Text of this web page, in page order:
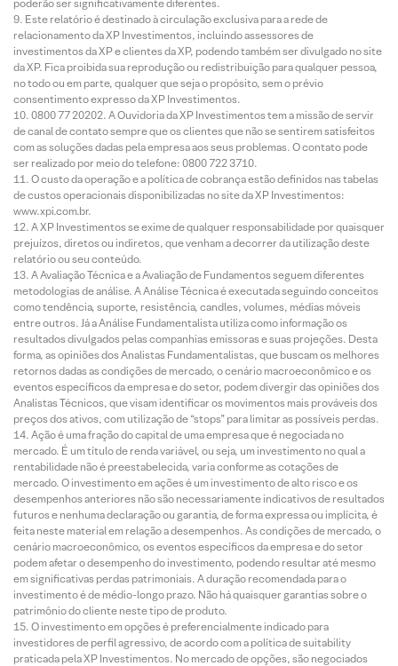
poderão ser significativamente diferentes.
Este relatório é destinado à circulação exclusiva para a rede de
relacionamento da XP Investimentos, incluindo assessores de
investimentos da XP e clientes da XP, podendo também ser divulgado no site
da XP. Fica proibida sua reprodução ou redistribuição para qualquer pessoa,
no todo ou em parte, qualquer que seja o propósito, sem o prévio
consentimento expresso da XP Investimentos.
0800 77 20202. A Ouvidoria da XP Investimentos tem a missão de servir
de canal de contato sempre que os clientes que não se sentirem satisfeitos
com as soluções dadas pela empresa aos seus problemas. O contato pode
ser realizado por meio do telefone: 0800 722 3710.
O custo da operação e a política de cobrança estão definidos nas tabelas
de custos operacionais disponibilizadas no site da XP Investimentos:
www.xpi.com.br.
A XP Investimentos se exime de qualquer responsabilidade por quaisquer
prejuízos, diretos ou indiretos, que venham a decorrer da utilização deste
relatório ou seu conteúdo.
A Avaliação Técnica e a Avaliação de Fundamentos seguem diferentes
metodologias de análise. A Análise Técnica é executada seguindo conceitos
como tendência, suporte, resistência, candles, volumes, médias móveis
entre outros. Já a Análise Fundamentalista utiliza como informação os
resultados divulgados pelas companhias emissoras e suas projeções. Desta
forma, as opiniões dos Analistas Fundamentalistas, que buscam os melhores
retornos dadas as condições de mercado, o cenário macroeconômico e os
eventos específicos da empresa e do setor, podem divergir das opiniões dos
Analistas Técnicos, que visam identificar os movimentos mais prováveis dos
preços dos ativos, com utilização de “stops” para limitar as possíveis perdas.
Ação é uma fração do capital de uma empresa que é negociada no
mercado. É um título de renda variável, ou seja, um investimento no qual a
rentabilidade não é preestabelecida, varia conforme as cotações de
mercado. O investimento em ações é um investimento de alto risco e os
desempenhos anteriores não são necessariamente indicativos de resultados
futuros e nenhuma declaração ou garantia, de forma expressa ou implícita, é
feita neste material em relação a desempenhos. As condições de mercado, o
cenário macroeconômico, os eventos específicos da empresa e do setor
podem afetar o desempenho do investimento, podendo resultar até mesmo
em significativas perdas patrimoniais. A duração recomendada para o
investimento é de médio-longo prazo. Não há quaisquer garantias sobre o
patrimônio do cliente neste tipo de produto.
O investimento em opções é preferencialmente indicado para
investidores de perfil agressivo, de acordo com a política de suitability
praticada pela XP Investimentos. No mercado de opções, são negociados